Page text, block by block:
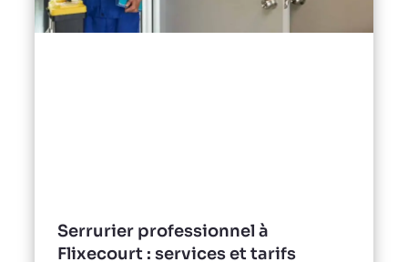
Serrurier professionnel à
Flixecourt : services et tarifs